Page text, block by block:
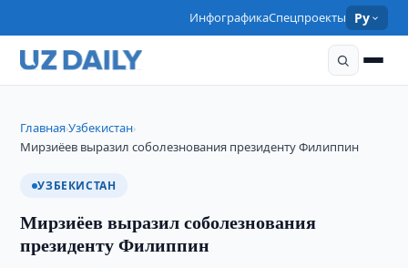
ИнфографикаСпецпроекты Ру
Главная›Узбекистан›
Мирзиёев выразил соболезнования президенту Филиппин
УЗБЕКИСТАН
Мирзиёев выразил соболезнования
президенту Филиппин